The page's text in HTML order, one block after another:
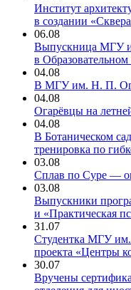
Институт
в создании
06.08
Выпускница МГУ
в
04.08
В МГУ им. Н. П.
04.08
Огарёвцы на
04.08
В Ботаническом
тренировка по
03.08
Сплав по Суре —
03.08
Выпускники
и «Практическая
31.07
Студентка МГУ
проекта «Центры
30.07
Вручены